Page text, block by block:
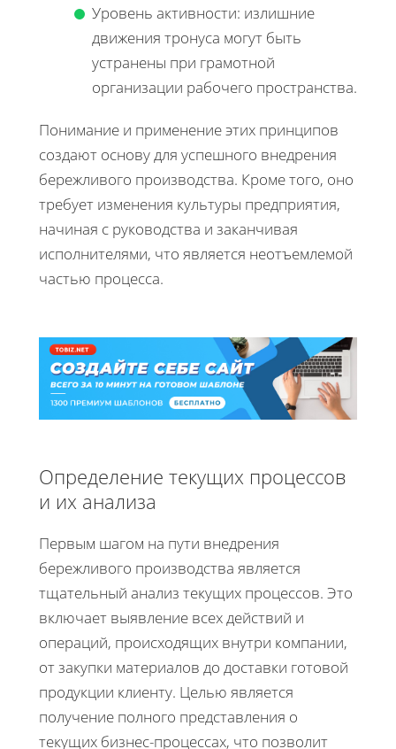
Уровень активности: излишние
движения тронуса могут быть
устранены при грамотной
организации рабочего пространства.
Понимание и применение этих принципов
создают основу для успешного внедрения
бережливого производства. Кроме того, оно
требует изменения культуры предприятия,
начиная с руководства и заканчивая
исполнителями, что является неотъемлемой
частью процесса.
Определение текущих процессов
и их анализа
Первым шагом на пути внедрения
бережливого производства является
тщательный анализ текущих процессов. Это
включает выявление всех действий и
операций, происходящих внутри компании,
от закупки материалов до доставки готовой
продукции клиенту. Целью является
получение полного представления о
текущих бизнес-процессах, что позволит